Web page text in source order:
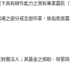
具有耕作能力之現有專業農民（
之部分或全部作業，係指家庭農
團法人；其基金之捐助、保管與